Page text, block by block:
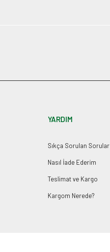
YARDIM
Sıkça Sorulan Sorular
Nasıl İade Ederim
Teslimat ve Kargo
Kargom Nerede?